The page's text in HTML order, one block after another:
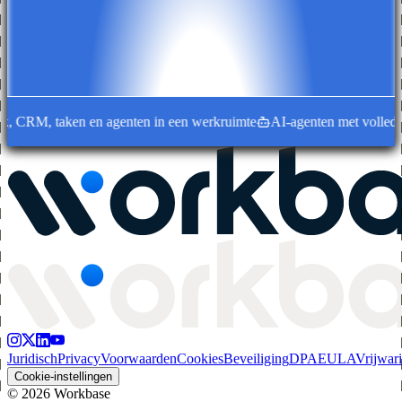
taken en agenten in een werkruimte AI-agenten met volledige
JuridischPrivacyVoorwaardenCookiesBeveiligingDPAEULA
Cookie-instellingen
© 2026 Workbase